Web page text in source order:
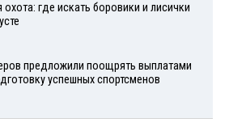
охота: где искать боровики и лисички
предложили поощрять выплатами
успешных спортсменов